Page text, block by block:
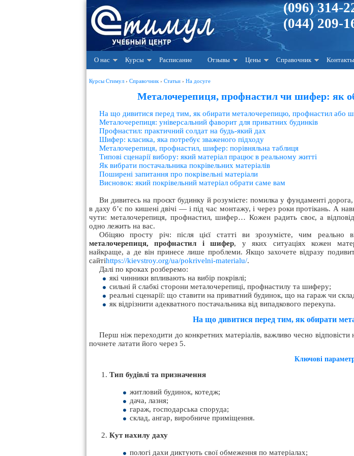
(096) 314-
(044) 209-
О нас Курсы Расписание Отзывы Цены Справочник Контакты
Курсы Стимул › Справочник › Статьи › На досуге
Металочерепиця, профнастил чи шифер: як
На що дивитися перед тим, як обирати металочерепицю, профнастил або
Металочерепиця: універсальний фаворит для приватних будинків
Профнастил: практичний солдат на будь-який дах
Шифер: класика, яка потребує зваженого підходу
Металочерепиця, профнастил, шифер: порівняльна таблиця
Типові сценарії вибору: який матеріал працює в реальному житті
Як вибрати постачальника покрівельних матеріалів
Поширені запитання про покрівельні матеріали
Висновок: який покрівельний матеріал обрати саме вам
Ви дивитесь на проєкт будинку й розумієте: помилка у фундаменті
в даху б’є по кишені двічі — і під час монтажу, і через роки протікань. А
чути: металочерепиця, профнастил, шифер… Кожен радить своє, а
одно лежить на вас.
Обіцяю просту річ: після цієї статті ви зрозумієте, чим реально
металочерепиця, профнастил і шифер, у яких ситуаціях кожен
найкраще, а де він принесе лише проблеми. Якщо захочете відразу
сайтіhttps://kievstroy.org/ua/pokrivelni-materialu/.
Далі по кроках розберемо:
які чинники впливають на вибір покрівлі;
сильні й слабкі сторони металочерепиці, профнастилу та шиферу;
реальні сценарії: що ставити на приватний будинок, що на гараж чи
як відрізнити адекватного постачальника від випадкового перекупа.
На що дивитися перед тим, як обирати
Перш ніж переходити до конкретних матеріалів, важливо чесно
почнете латати його через 5.
Ключові
Тип будівлі та призначення
житловий будинок, котедж;
дача, лазня;
гараж, господарська споруда;
склад, ангар, виробниче приміщення.
Кут нахилу даху
пологі дахи диктують свої обмеження по матеріалах;